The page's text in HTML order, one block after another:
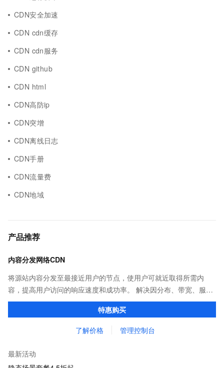
CDN安全加速
CDN cdn缓存
CDN cdn服务
CDN github
CDN html
CDN高防ip
CDN突增
CDN离线日志
CDN手册
CDN流量费
CDN地域
产品推荐
内容分发网络CDN
将源站内容分发至最接近用户的节点，使用户可就近取得所需内
容，提高用户访问的响应速度和成功率。 解决因分布、带宽、服务
器性能带来的访问延迟问题，适用于站点加速、点播、直播等场
特惠购买
了解价格 管理控制台
最新活动